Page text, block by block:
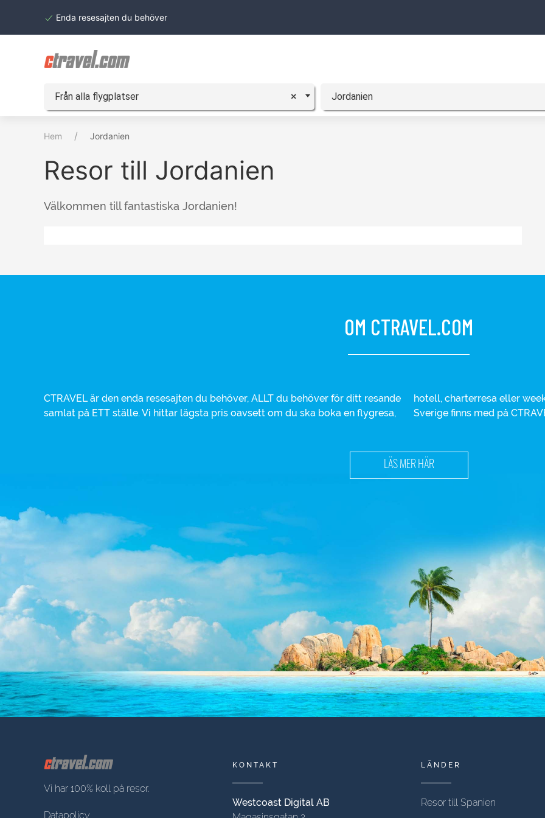
Enda resesajten du behöver
×
Från alla flygplatser Jordanien
Hem Jordanien
Resor till Jordanien
Välkommen till fantastiska Jordanien!
OM CTRAVEL.COM
CTRAVEL är den enda resesajten du behöver, ALLT du behöver för ditt resande
samlat på ETT ställe. Vi hittar lägsta pris oavsett om du ska boka en flygresa,
hotell, charterresa eller weekendresa. Alla viktiga varumärken inom resor i
Sverige finns med på
LÄS MER HÄR
Vi har 100% koll på resor.
Datapolicy
KONTAKT
Westcoast Digital AB
LÄNDER
Resor till Spanien